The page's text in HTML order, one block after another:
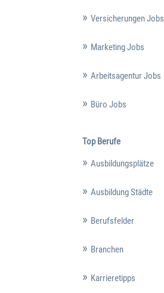
Versicherungen Jobs
Marketing Jobs
Arbeitsagentur Jobs
Büro Jobs
Top Berufe
Ausbildungsplätze
Ausbildung Städte
Berufsfelder
Branchen
Karrieretipps